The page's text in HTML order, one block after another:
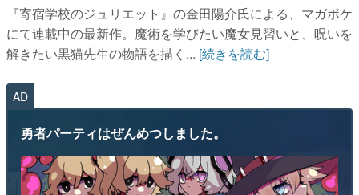
『寄宿学校のジュリエット』の金田陽介氏による、マガポケ
にて連載中の最新作。魔術を学びたい魔女見習いと、呪いを
解きたい黒猫先生の物語を描く... [続きを読む]
AD
勇者パーティはぜんめつしました。